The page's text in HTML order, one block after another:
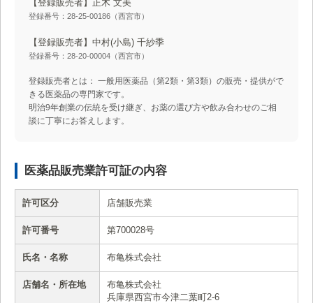
【登録販売者】正木 文美
登録番号：28-25-00186（西宮市）
【登録販売者】中村(小島) 千紗季
登録番号：28-20-00004（西宮市）
登録販売者とは： 一般用医薬品（第2類・第3類）の販売・提供がで
きる医薬品の専門家です。
明治9年創業の伝統を受け継ぎ、お薬の選び方や飲み合わせのご相
談に丁寧にお答えします。
医薬品販売業許可証の内容
許可区分 店舗販売業
許可番号 第700028号
氏名・名称 布亀株式会社
店舗名・所在地
布亀株式会社
兵庫県西宮市今津二葉町2-6